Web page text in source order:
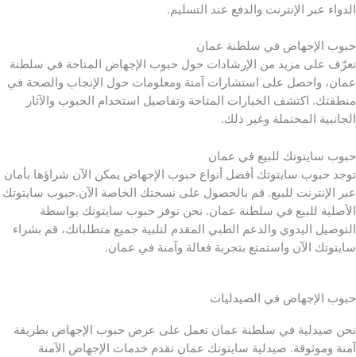
الدواء عبر الإنترنت والدفع عند التسليم.
حبوب الإجهاض في سلطنة عمان
تعرّف على مزيد من الإرشادات حول حبوب الإجهاض المتاحة في سلطنة
عمان، واحصل على استشارات آمنة ومعلومات حول الإنجاب والصحة في
منطقتك. اكتشف الخيارات المتاحة وتفاصيل استخدام الحبوب والآثار
الجانبية المحتملة وغير ذلك.
حبوب سايتوتك للبيع في عمان
توجد حبوب سايتوتك أفضل أنواع حبوب الإجهاض يمكن الآن شراؤها بأمان
عبر الإنترنت للبيع. قم بالحصول على نسختك الخاصة الآن.حبوب سايتوتك
الأصلية للبيع في سلطنة عمان. نحن نوفر حبوب سايتوتك بواسطة
التوصيل اليدوي والدعم الطبي المقدم لتلبية جميع متطلباتك، قم بشراء
سايتوتك الآن واستمتع بتجربة فعالة وآمنة في عمان.
حبوب الإجهاض في الصيدليات
نحن صيدلية في سلطنة عمان تعمل على عرض حبوب الإجهاض بطريقة
آمنة وموثوقة. صيدلية سايتوتك عمان تقدم خدمات الإجهاض الآمنة